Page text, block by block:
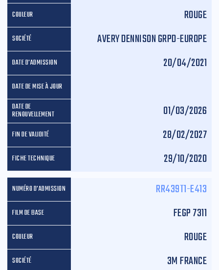
ROUGE
AVERY DENNISON GRPD-EUROPE
20/04/2021
01/03/2026
28/02/2027
29/10/2020
RR439T1-E413
FEGP 7311
ROUGE
3M FRANCE